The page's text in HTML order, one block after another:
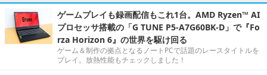
ゲームプレイも録画配信もこれ1台。AMD Ryzen™ AI
プロセッサ搭載の「G TUNE P5-A7G60BK-D」で『Fo
rza Horizon 6』の世界を駆け回る
ゲーム＆制作の拠点となるノートPCで話題のレースタイトルを
プレイ。放熱性能もチェックしました！